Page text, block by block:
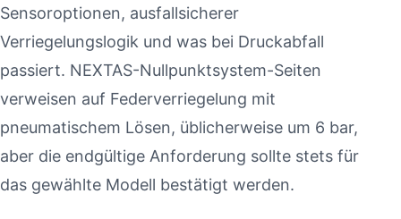
Sensoroptionen, ausfallsicherer
Verriegelungslogik und was bei Druckabfall
passiert. NEXTAS-Nullpunktsystem-Seiten
verweisen auf Federverriegelung mit
pneumatischem Lösen, üblicherweise um 6 bar,
aber die endgültige Anforderung sollte stets für
das gewählte Modell bestätigt werden.